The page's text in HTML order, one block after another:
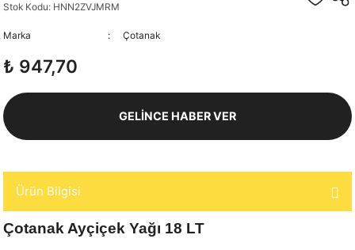
Stok Kodu: HNN2ZVJMRM
Marka Çotanak
₺ 947,70
GELİNCE HABER VER
Ürün Bilgisi
Çotanak Ayçiçek Yağı 18 LT